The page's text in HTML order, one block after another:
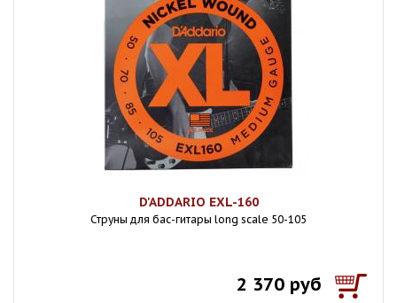
D'ADDARIO EXL-160
Струны для бас-гитары long scale 50-105
2 370 руб